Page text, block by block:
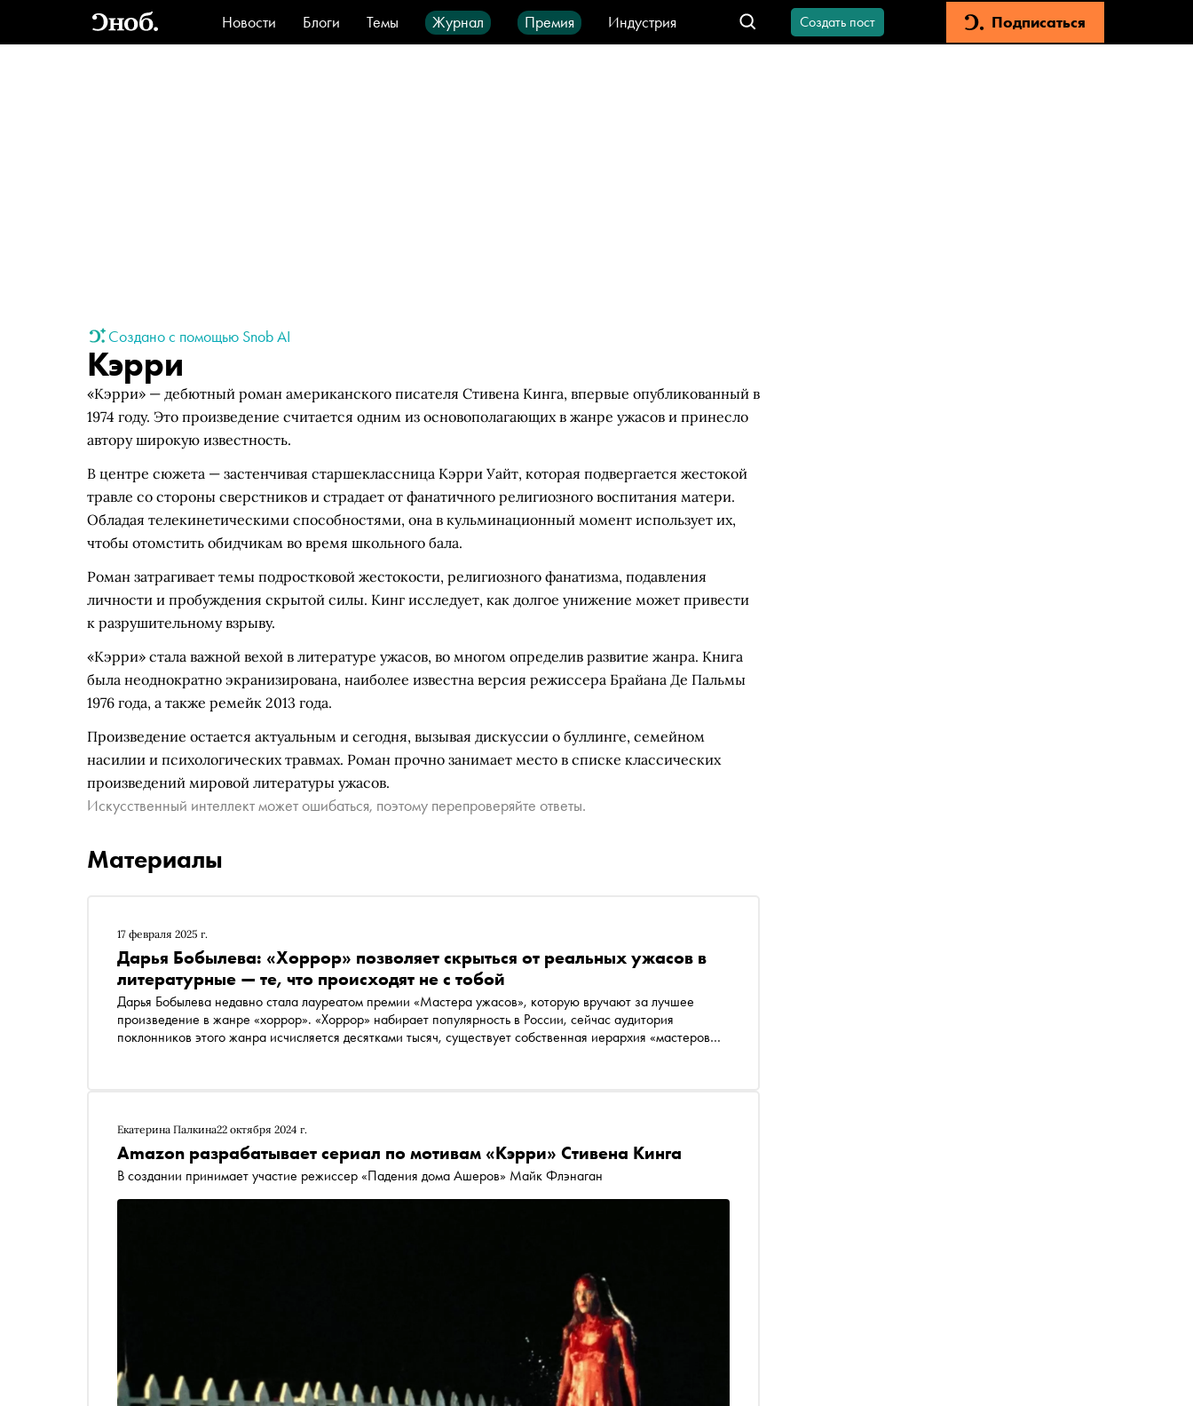
Новости Блоги Темы Журнал Премия
Индустрия
Стиль
Видео Город IT-продукты
Создать пост Подписаться
Создано с помощью Snob AI
Кэрри
«Кэрри» — дебютный роман американского писателя Стивена Кинга, впервые опубликованный в
1974 году. Это произведение считается одним из основополагающих в жанре ужасов и принесло
автору широкую известность.
В центре сюжета — застенчивая старшеклассница Кэрри Уайт, которая подвергается жестокой
травле со стороны сверстников и страдает от фанатичного религиозного воспитания матери.
Обладая телекинетическими способностями, она в кульминационный момент использует их,
чтобы отомстить обидчикам во время школьного бала.
Роман затрагивает темы подростковой жестокости, религиозного фанатизма, подавления
личности и пробуждения скрытой силы. Кинг исследует, как долгое унижение может привести
к разрушительному взрыву.
«Кэрри» стала важной вехой в литературе ужасов, во многом определив развитие жанра. Книга
была неоднократно экранизирована, наиболее известна версия режиссера Брайана Де Пальмы
1976 года, а также ремейк 2013 года.
Произведение остается актуальным и сегодня, вызывая дискуссии о буллинге, семейном
насилии и психологических травмах. Роман прочно занимает место в списке классических
произведений мировой литературы ужасов.
Искусственный интеллект может ошибаться, поэтому перепроверяйте ответы.
Материалы
17 февраля 2025 г.
Дарья Бобылева: «Хоррор» позволяет скрыться от реальных ужасов в
литературные — те, что происходят не с тобой
Дарья Бобылева недавно стала лауреатом премии «Мастера ужасов», которую вручают за лучшее
произведение в жанре «хоррор». «Хоррор» набирает популярность в России, сейчас аудитория
поклонников этого жанра исчисляется десятками тысяч, существует собственная иерархия «мастеров
Екатерина Палкина22 октября 2024 г.
Amazon разрабатывает сериал по мотивам «Кэрри» Стивена Кинга
В создании принимает участие режиссер «Падения дома Ашеров» Майк Флэнаган